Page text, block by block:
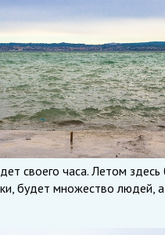
своего часа. Летом здесь
будет множество людей,